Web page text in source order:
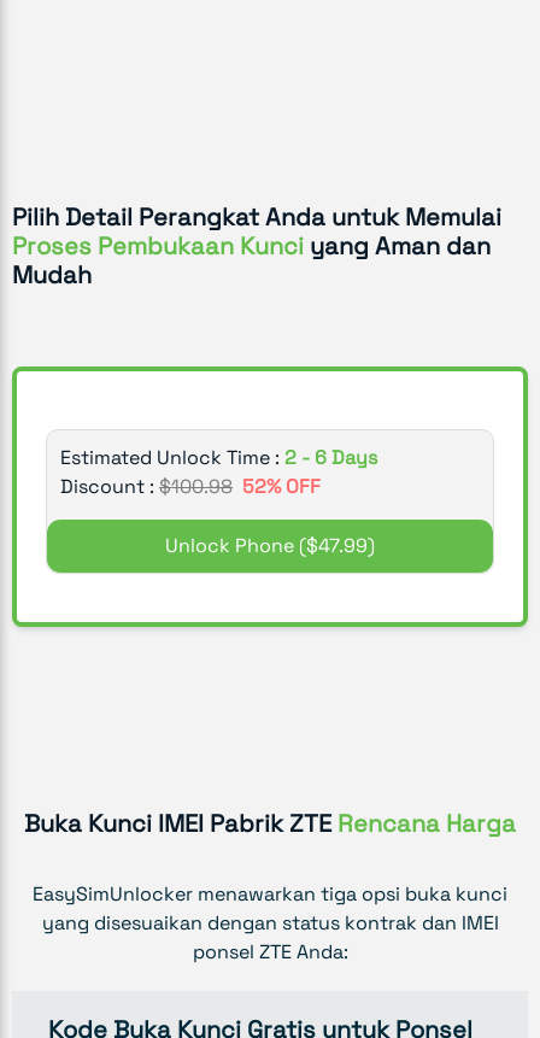
Pilih Detail Perangkat Anda untuk Memulai
Proses Pembukaan Kunci yang Aman dan
Mudah
Estimated Unlock Time : 2 - 6 Days
Discount : $100.98 52% OFF
Unlock Phone ($47.99)
Buka Kunci IMEI Pabrik ZTERencana Harga
EasySimUnlocker menawarkan tiga opsi buka kunci
yang disesuaikan dengan status kontrak dan IMEI
ponsel ZTE Anda:
Kode Buka Kunci Gratis untuk Ponsel